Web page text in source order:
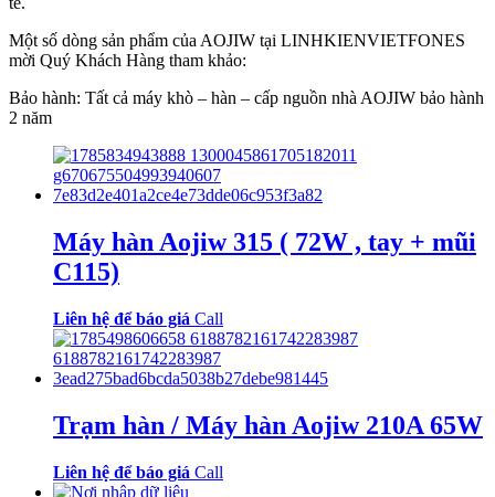
Một số dòng sản phẩm của AOJIW tại LINHKIENVIETFONES
mời Quý Khách Hàng tham khảo:
Bảo hành: Tất cả máy khò – hàn – cấp nguồn nhà AOJIW bảo hành
2 năm
Máy hàn Aojiw 315 ( 72W , tay + mũi
C115)
Liên hệ để báo giá Call
Trạm hàn / Máy hàn Aojiw 210A 65W
Liên hệ để báo giá Call